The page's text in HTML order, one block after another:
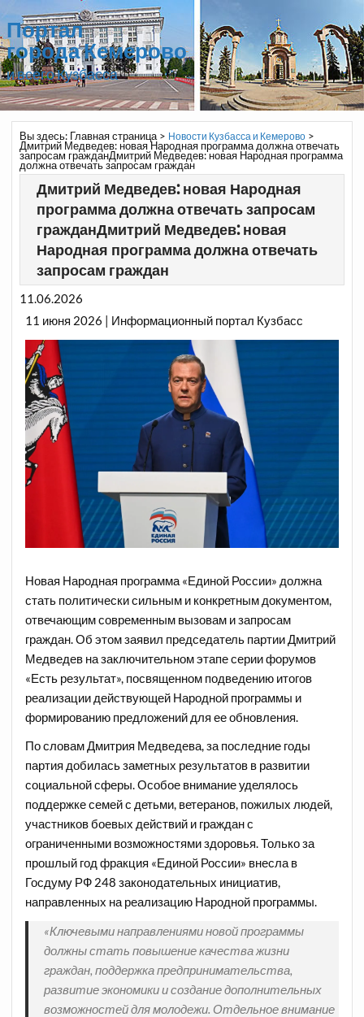
Портал
города Кемерово
и всего Кузбасса
Вы здесь: Главная страница> Новости Кузбасса и Кемерово>
Дмитрий Медведев: новая Народная программа должна отвечать
запросам гражданДмитрий Медведев: новая Народная программа
должна отвечать запросам граждан
Дмитрий Медведев: новая Народная
программа должна отвечать запросам
гражданДмитрий Медведев: новая
Народная программа должна отвечать
запросам граждан
11.06.2026
11 июня 2026 | Информационный портал Кузбасс
Новая Народная программа «Единой России» должна
стать политически сильным и конкретным документом,
отвечающим современным вызовам и запросам
граждан. Об этом заявил председатель партии Дмитрий
Медведев на заключительном этапе серии форумов
«Есть результат», посвященном подведению итогов
реализации действующей Народной программы и
формированию предложений для ее обновления.
По словам Дмитрия Медведева, за последние годы
партия добилась заметных результатов в развитии
социальной сферы. Особое внимание уделялось
поддержке семей с детьми, ветеранов, пожилых людей,
участников боевых действий и граждан с
ограниченными возможностями здоровья. Только за
прошлый год фракция «Единой России» внесла в
Госдуму РФ 248 законодательных инициатив,
направленных на реализацию Народной программы.
«Ключевыми направлениями новой программы
должны стать повышение качества жизни
граждан, поддержка предпринимательства,
развитие экономики и создание дополнительных
возможностей для молодежи. Отдельное внимание